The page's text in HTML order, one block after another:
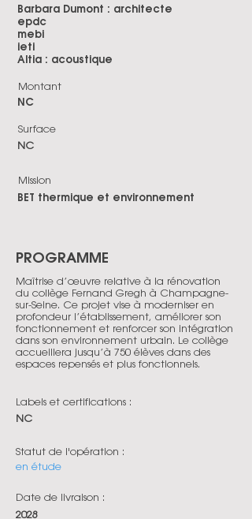
Barbara Dumont : architecte
epdc
mebi
ieti
Altia : acoustique
Montant
NC
Surface
NC
Mission
BET thermique et environnement
PROGRAMME
Maîtrise d’œuvre relative à la rénovation
du collège Fernand Gregh à Champagne-
sur-Seine. Ce projet vise à moderniser en
profondeur l’établissement, améliorer son
fonctionnement et renforcer son intégration
dans son environnement urbain. Le collège
accueillera jusqu’à 750 élèves dans des
espaces repensés et plus fonctionnels.
Labels et certifications :
NC
Statut de l'opération :
en étude
Date de livraison :
2028